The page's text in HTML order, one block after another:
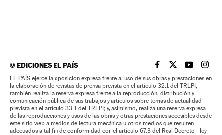
©EDICIONES EL PAÍS EL PAÍS BRASIL EN
EL PAÍSEL PAÍS
EL
EL PAÍS ejerce la oposición expresa frente al uso de sus obras y prestaciones en
la elaboración de revistas de prensa prevista en el artículo 32.1 del TRLPI;
también realiza la reserva expresa frente a la reproducción, distribución y
comunicación pública de sus trabajos y artículos sobre temas de actualidad
prevista en el artículo 33.1 del TRLPI; y, asimismo, realiza una reserva expresa
de las reproducciones y usos de las obras y otras prestaciones accesibles desde
este sitio web a medios de lectura mecánica u otros medios que resulten
adecuados a tal fin de conformidad con el artículo 67.3 del Real Decreto - ley